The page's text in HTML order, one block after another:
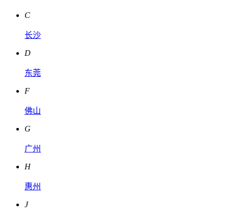
C
长沙
D
东莞
F
佛山
G
广州
H
惠州
J